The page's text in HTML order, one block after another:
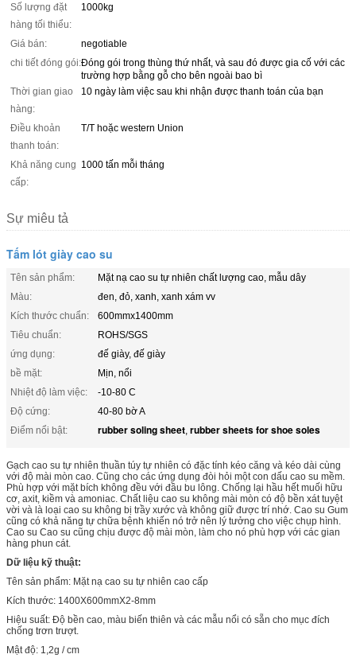
Số lượng đặt
hàng tối thiểu:
1000kg
Giá bán:
negotiable
chi tiết đóng gói:Đóng gói trong thùng thứ nhất, và sau đó được gia cố với các
trường hợp bằng gỗ cho bên ngoài bao bì
Thời gian giao
hàng:
10 ngày làm việc sau khi nhận được thanh toán của bạn
Điều khoản
thanh toán:
T/T hoặc western Union
Khả năng cung
cấp:
1000 tấn mỗi tháng
Sự miêu tả
Tấm lót giày cao su
Tên sản phẩm:
Mặt nạ cao su tự nhiên chất lượng cao, mẫu dây
Màu:
đen, đỏ, xanh, xanh xám vv
Kích thước chuẩn:
600mmx1400mm
Tiêu chuẩn:
ROHS/SGS
ứng dụng:
đế giày, đế giày
bề mặt:
Mịn, nổi
Nhiệt độ làm việc:
-10-80 C
Độ cứng:
40-80 bờ A
Điểm nổi bật:
rubber soling sheet, rubber sheets for shoe soles
Gạch cao su tự nhiên thuần túy tự nhiên có đặc tính kéo căng và kéo dài cùng
với độ mài mòn cao. Cũng cho các ứng dụng đòi hỏi một con dấu cao su mềm.
Phù hợp với mặt bích không đều với đầu bu lông. Chống lại hầu hết muối hữu
cơ, axit, kiềm và amoniac. Chất liệu cao su không mài mòn có độ bền xát tuyệt
vời và là loại cao su không bị trầy xước và không giữ được trí nhớ. Cao su Gum
cũng có khả năng tự chữa bệnh khiến nó trở nên lý tưởng cho việc chụp hình.
Cao su Cao su cũng chịu được độ mài mòn, làm cho nó phù hợp với các gian
hàng phun cát.
Dữ liệu kỹ thuật:
Tên sản phẩm: Mặt nạ cao su tự nhiên cao cấp
Kích thước: 1400X600mmX2-8mm
Hiệu suất: Độ bền cao, màu biến thiên và các mẫu nổi có sẵn cho mục đích
chống trơn trượt.
Mật độ: 1,2g / cm